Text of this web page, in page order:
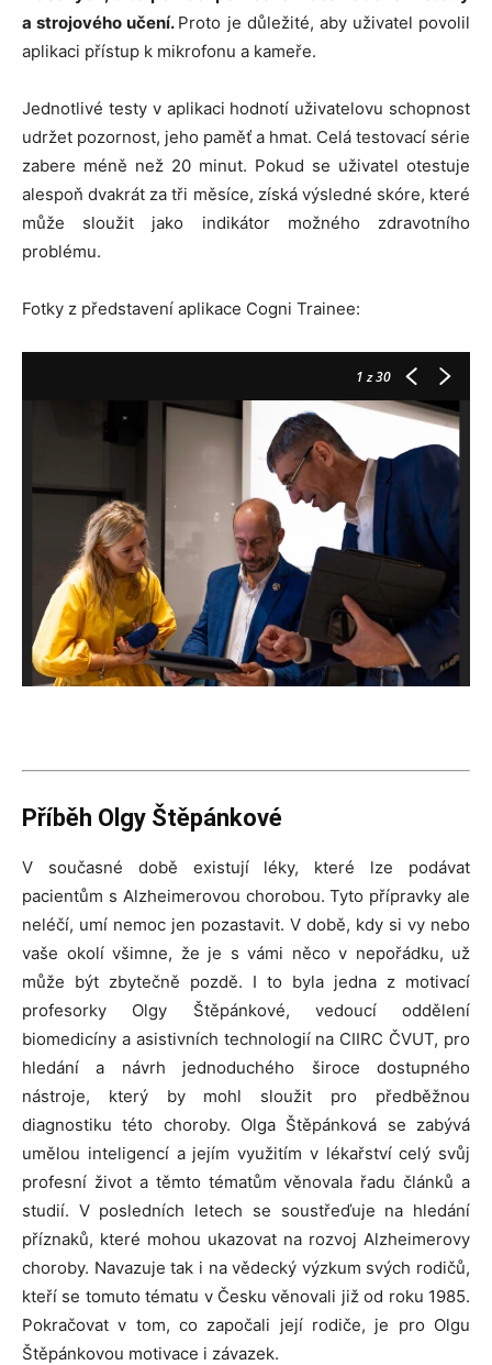
a strojového učení. Proto je důležité, aby uživatel povolil
aplikaci přístup k mikrofonu a kameře.
Jednotlivé testy v aplikaci hodnotí uživatelovu schopnost
udržet pozornost, jeho paměť a hmat. Celá testovací série
zabere méně než 20 minut. Pokud se uživatel otestuje
alespoň dvakrát za tři měsíce, získá výsledné skóre, které
může sloužit jako indikátor možného zdravotního
problému.
Fotky z představení aplikace Cogni Trainee:
1z 30
Příběh Olgy Štěpánkové
V současné době existují léky, které lze podávat
pacientům s Alzheimerovou chorobou. Tyto přípravky ale
neléčí, umí nemoc jen pozastavit. V době, kdy si vy nebo
vaše okolí všimne, že je s vámi něco v nepořádku, už
může být zbytečně pozdě. I to byla jedna z motivací
profesorky Olgy Štěpánkové, vedoucí oddělení
biomedicíny a asistivních technologií na CIIRC ČVUT, pro
hledání a návrh jednoduchého široce dostupného
nástroje, který by mohl sloužit pro předběžnou
diagnostiku této choroby. Olga Štěpánková se zabývá
umělou inteligencí a jejím využitím v lékařství celý svůj
profesní život a těmto tématům věnovala řadu článků a
studií. V posledních letech se soustřeďuje na hledání
příznaků, které mohou ukazovat na rozvoj Alzheimerovy
choroby. Navazuje tak i na vědecký výzkum svých rodičů,
kteří se tomuto tématu v Česku věnovali již od roku 1985.
Pokračovat v tom, co započali její rodiče, je pro Olgu
Štěpánkovou motivace i závazek.